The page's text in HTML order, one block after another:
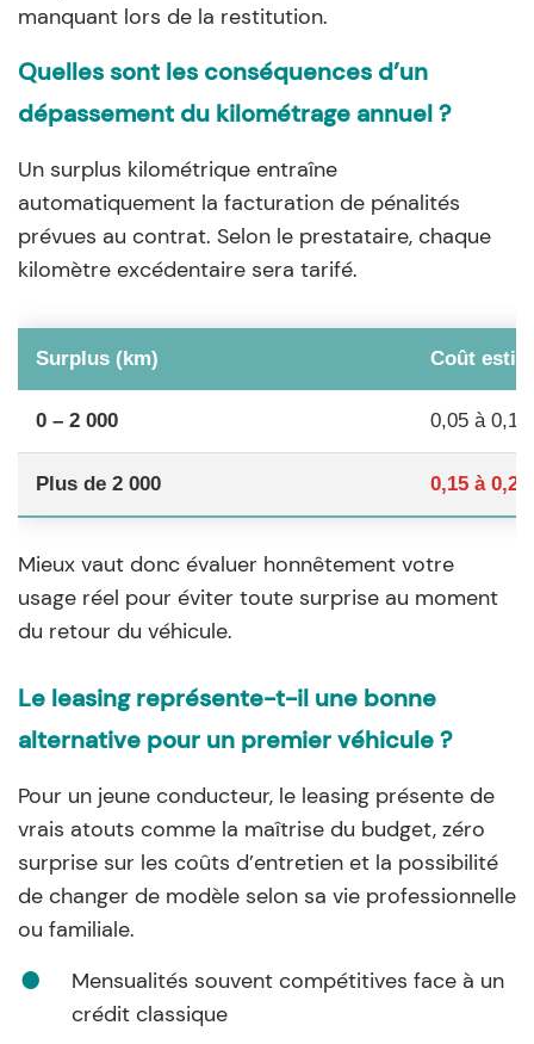
manquant lors de la restitution.
Quelles sont les conséquences d’un
dépassement du kilométrage annuel ?
Un surplus kilométrique entraîne
automatiquement la facturation de pénalités
prévues au contrat. Selon le prestataire, chaque
kilomètre excédentaire sera tarifé.
Surplus (km) Coût
0 – 2 000 0,05 à 0,10
Plus de 2 000 0,15 à 0,20
Mieux vaut donc évaluer honnêtement votre
usage réel pour éviter toute surprise au moment
du retour du véhicule.
Le leasing représente-t-il une bonne
alternative pour un premier véhicule ?
Pour un jeune conducteur, le leasing présente de
vrais atouts comme la maîtrise du budget, zéro
surprise sur les coûts d’entretien et la possibilité
de changer de modèle selon sa vie professionnelle
ou familiale.
Mensualités souvent compétitives face à un
crédit classique